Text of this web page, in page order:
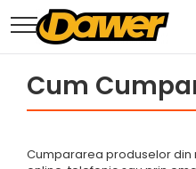
Pompe apă și Hidrofoare
Pompe submersibile
Hidrofoare
Pompe apa de suprafata
Scule și Unelte electrice
Masini de gaurit
Accesorii masini de gaurit
Circulare si fierastraie
Aparate de sudura
Aparate sudura
Accesorii de sudura
Drujbe
Drujbe
Accesorii si
Motocoase
Accesorii motocoase
Motocoase
Casa, gradina si Bricolaj
Aparate lipit tevi
Gradinarit
Aparate si masini gradinarit
Batoze, Zdrobitoare și Mori
Mori electrice
Mori electrice
Batoze de porumb
Generatoare și Motoare
Motoare
Motoare electrice
Generatoare
Cum
Cumpararea produselor din